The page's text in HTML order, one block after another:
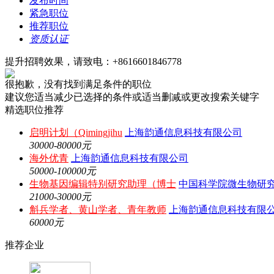
紧急职位
推荐职位
资质认证
提升招聘效果，请致电：+8616601846778
很抱歉，没有找到满足条件的职位
建议您适当减少已选择的条件或适当删减或更改搜索关键字
精选职位推荐
启明计划（Qimingjihu
上海韵通信息科技有限公司
30000-80000元
海外优青
上海韵通信息科技有限公司
50000-100000元
生物基因编辑特别研究助理（博士 中国科学院微生物研
21000-30000元
斛兵学者、黄山学者、青年教师
上海韵通信息科技有限
60000元
推荐企业